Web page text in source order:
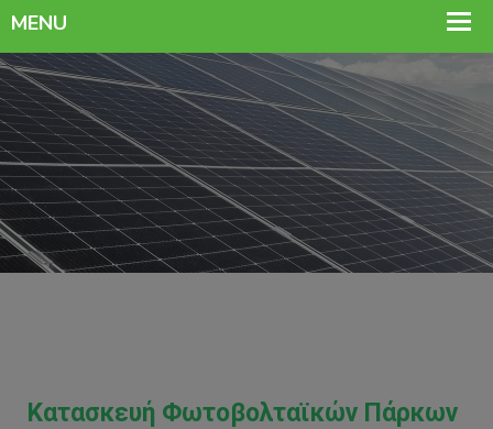
Κατασκευή Φωτοβολταϊκών Πάρκων